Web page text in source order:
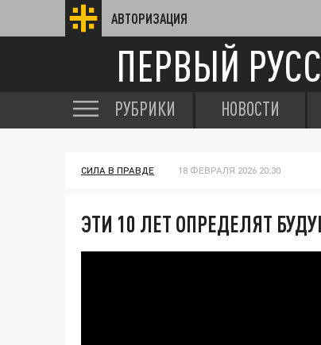
АВТОРИЗАЦИЯ
ПЕРВЫЙ
РУБРИКИ НОВОСТИ
СИЛА В ПРАВДЕ 18 ФЕВРАЛЯ 2026 20:30
ЭТИ 10 ЛЕТ ОПРЕДЕЛЯТ